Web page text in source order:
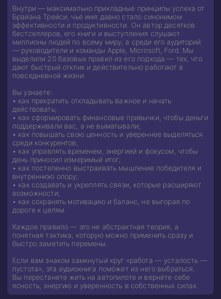
Внутри — максимально прикладные принципы успеха от
Брайана Трейси, чьё имя давно стало синонимом
эффективности и продуктивности. Он автор десятков
бестселлеров, его книги и выступления слушают
миллионы людей по всему миру, а среди его аудиторий
— руководители и команды Apple, Microsoft, Ford. Мы
выделили 20 базовых правил из его подхода — тех, что
дают быстрый отклик и действительно работают в
повседневной жизни.
Вы узнаете:
• как прекратить откладывать важное и начать
действовать;
• как сформировать финансовые привычки, чтобы деньги
поддерживали вас, а не выматывали;
• как повышать свою ценность и увереннее выделяться
среди конкурентов;
• как управлять временем, энергией и фокусом, чтобы
день приносил измеримый итог;
• как постепенно выстраивать мышление победителя и
внутреннюю опору;
• как создавать и укреплять связи, которые расширяют
возможности;
• как сохранять мотивацию и баланс, не выгорая по
дороге к целям.
Каждое правило — это не абстрактная теория, а
понятная тактика, которую можно применить сразу и
быстро заметить перемены.
Если вам знаком замкнутый круг «работа — усталость —
пустота», эта аудиокнига поможет из него выбраться.
Вы перестанете жить на автопилоте и вернёте себе
ясность, энергию и уверенность в собственных силах.